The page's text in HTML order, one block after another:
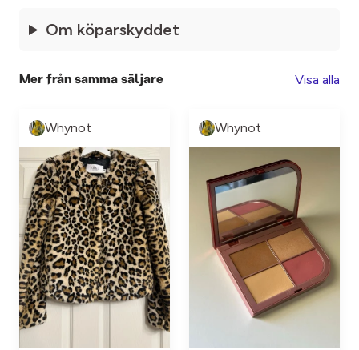
Om köparskyddet
Mer från samma säljare Visa alla
Whynot Whynot